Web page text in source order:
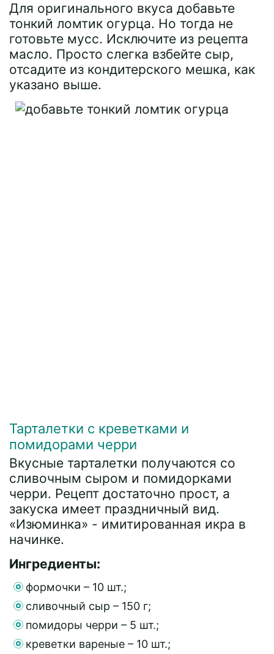
Для оригинального вкуса добавьте
тонкий ломтик огурца. Но тогда не
готовьте мусс. Исключите из рецепта
масло. Просто слегка взбейте сыр,
отсадите из кондитерского мешка, как
указано выше.
Тарталетки с креветками и
помидорами черри
Вкусные тарталетки получаются со
сливочным сыром и помидорками
черри. Рецепт достаточно прост, а
закуска имеет праздничный вид.
«Изюминка» - имитированная икра в
начинке.
Ингредиенты:
формочки – 10 шт.;
сливочный сыр – 150 г;
помидоры черри – 5 шт.;
креветки вареные – 10 шт.;